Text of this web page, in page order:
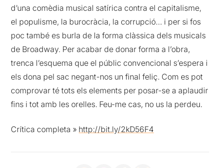
d’una comèdia musical satírica contra el capitalisme,
el populisme, la burocràcia, la corrupció… i per si fos
poc també es burla de la forma clàssica dels musicals
de Broadway. Per acabar de donar forma a l’obra,
trenca l’esquema que el públic convencional s’espera i
els dona pel sac negant-nos un final feliç. Com es pot
comprovar té tots els elements per posar-se a aplaudir
fins i tot amb les orelles. Feu-me cas, no us la perdeu.
Crítica completa » http://bit.ly/2kD56F4